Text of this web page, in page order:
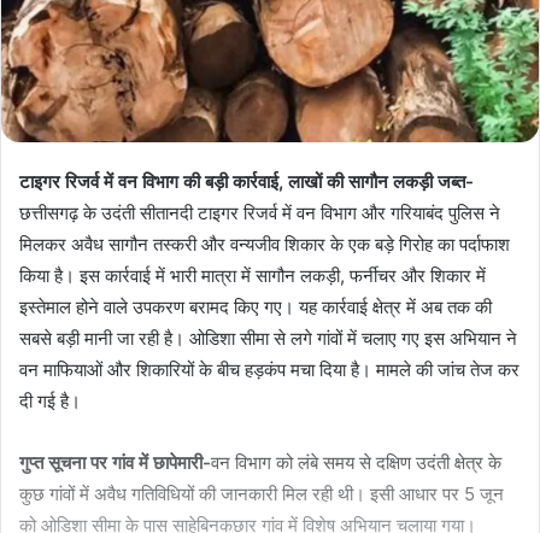
टाइगर रिजर्व में वन विभाग की बड़ी कार्रवाई, लाखों की सागौन लकड़ी जब्त-
छत्तीसगढ़ के उदंती सीतानदी टाइगर रिजर्व में वन विभाग और गरियाबंद पुलिस ने
मिलकर अवैध सागौन तस्करी और वन्यजीव शिकार के एक बड़े गिरोह का पर्दाफाश
किया है। इस कार्रवाई में भारी मात्रा में सागौन लकड़ी, फर्नीचर और शिकार में
इस्तेमाल होने वाले उपकरण बरामद किए गए। यह कार्रवाई क्षेत्र में अब तक की
सबसे बड़ी मानी जा रही है। ओडिशा सीमा से लगे गांवों में चलाए गए इस अभियान ने
वन माफियाओं और शिकारियों के बीच हड़कंप मचा दिया है। मामले की जांच तेज कर
दी गई है।
गुप्त सूचना पर गांव में छापेमारी-वन विभाग को लंबे समय से दक्षिण उदंती क्षेत्र के
कुछ गांवों में अवैध गतिविधियों की जानकारी मिल रही थी। इसी आधार पर 5 जून
को ओडिशा सीमा के पास साहेबिनकछार गांव में विशेष अभियान चलाया गया।